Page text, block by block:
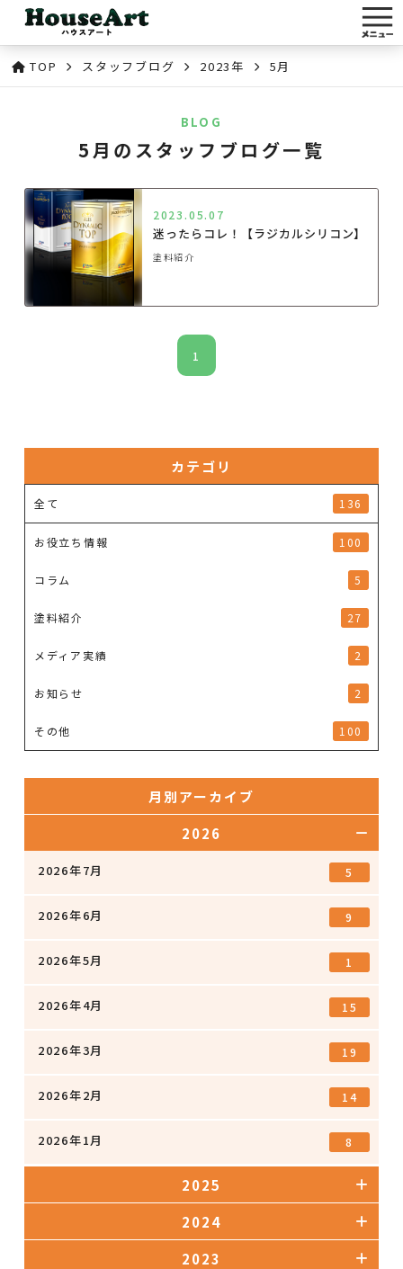
TOP スタッフブログ 2023年 5月
BLOG
5月のスタッフブログ一覧
2023.05.07
迷ったらコレ！【ラジカルシリコン】
塗料紹介
1
カテゴリ
全て 136
お役立ち情報 100
コラム 5
塗料紹介 27
メディア実績 2
お知らせ 2
その他 100
月別アーカイブ
2026
2026年7月 5
2026年6月 9
2026年5月 1
2026年4月 15
2026年3月 19
2026年2月 14
2026年1月 8
2025
2024
2023